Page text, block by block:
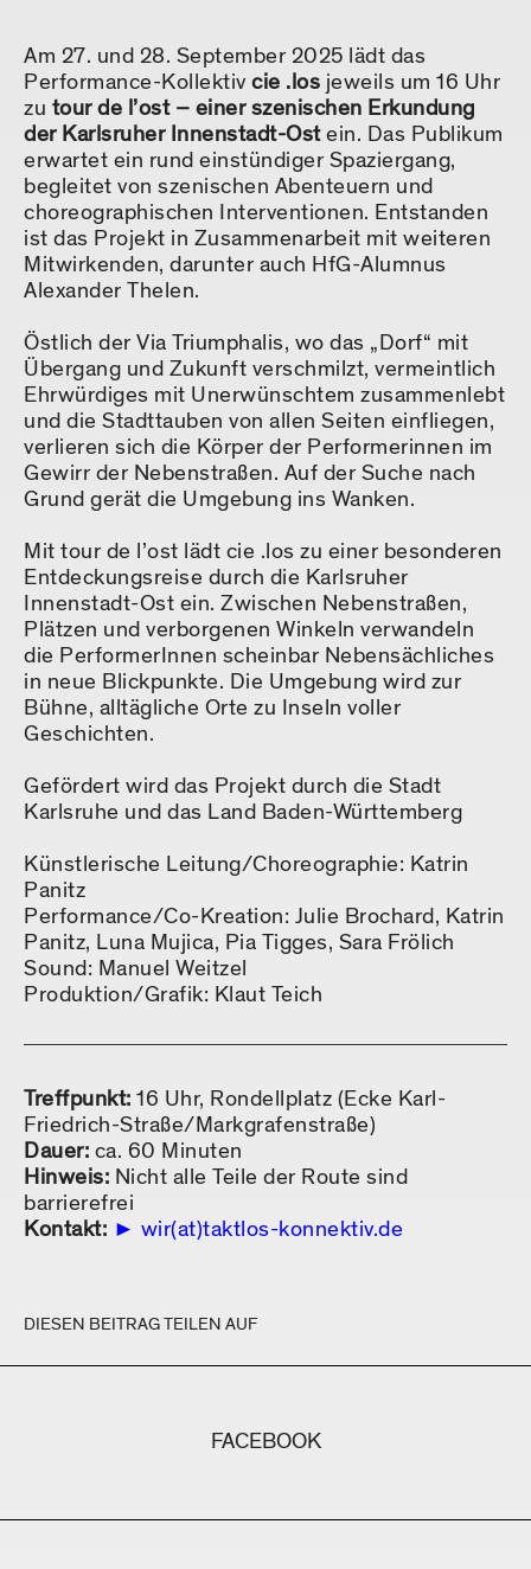
Am 27. und 28. September 2025 lädt das
Performance-Kollektiv cie .los jeweils um 16 Uhr
zu tour de l’ost – einer szenischen Erkundung
der Karlsruher Innenstadt-Ostein. Das Publikum
erwartet ein rund einstündiger Spaziergang,
begleitet von szenischen Abenteuern und
choreographischen Interventionen. Entstanden
ist das Projekt in Zusammenarbeit mit weiteren
Mitwirkenden, darunter auch HfG-Alumnus
Alexander Thelen.
Östlich der Via Triumphalis, wo das „Dorf“ mit
Übergang und Zukunft verschmilzt, vermeintlich
Ehrwürdiges mit Unerwünschtem zusammenlebt
und die Stadttauben von allen Seiten einfliegen,
verlieren sich die Körper der Performerinnen im
Gewirr der Nebenstraßen. Auf der Suche nach
Grund gerät die Umgebung ins Wanken.
Mit tour de l’ost lädt cie .los zu einer besonderen
Entdeckungsreise durch die Karlsruher
Innenstadt-Ost ein. Zwischen Nebenstraßen,
Plätzen und verborgenen Winkeln verwandeln
die PerformerInnen scheinbar Nebensächliches
in neue Blickpunkte. Die Umgebung wird zur
Bühne, alltägliche Orte zu Inseln voller
Geschichten.
Gefördert wird das Projekt durch die Stadt
Karlsruhe und das Land Baden-Württemberg
Künstlerische Leitung/Choreographie: Katrin
Panitz
Performance/Co-Kreation: Julie Brochard, Katrin
Panitz, Luna Mujica, Pia Tigges, Sara Frölich
Sound: Manuel Weitzel
Produktion/Grafik: Klaut Teich
Treffpunkt: 16 Uhr, Rondellplatz (Ecke Karl-
Friedrich-Straße/Markgrafenstraße)
Dauer: ca. 60 Minuten
Hinweis: Nicht alle Teile der Route sind
barrierefrei
Kontakt:
wir(at)taktlos-konnektiv.de
DIESEN BEITRAG TEILEN AUF
FACEBOOK